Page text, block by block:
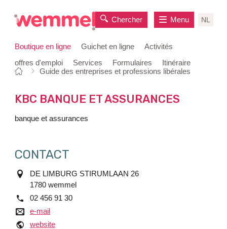
Boutique en ligne Guichet en ligne
Activités
offres d'emploi
Services Formulaires Itinéraire
Chercher NL
Menu
Vous
ici:
Page
départ
Guide des entreprises et professions libérales
KBC BANQUE ET ASSURANCES
banque et assurances
CONTACT
adresDE LIMBURG STIRUMLAAN 26
1780 wemmel
tél.
02 456 91 30
e-maile-mail
websitewebsite